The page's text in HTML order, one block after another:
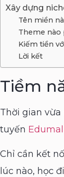
Xây dựng
Tên miền
Theme nào
Kiếm tiền
Lời kết
Tiềm
Thời gian
tuyến Edumall
Chỉ cần kết
lúc nào, học